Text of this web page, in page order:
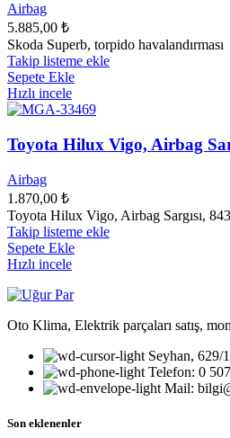
Airbag
5.885,00 ₺
Skoda Superb, torpido havalandırması
Takip listeme ekle
Sepete Ekle
Hızlı incele
Toyota Hilux Vigo, Airbag
Airbag
1.870,00 ₺
Toyota Hilux Vigo, Airbag Sargısı,
Takip listeme ekle
Sepete Ekle
Hızlı incele
Oto Klima, Elektrik parçaları satış,
Seyhan, 629/
Telefon: 0
Mail:
Son eklenenler